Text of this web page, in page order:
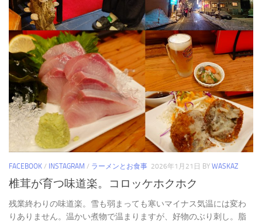
FACEBOOK / INSTAGRAM / ラーメンとお食事 2026年1月21日 BY WASKAZ
椎茸が育つ味道楽。コロッケホクホク
残業終わりの味道楽。雪も弱まっても寒いマイナス気温には変わ
りありません。温かい煮物で温まりますが、好物のぶり刺し。脂